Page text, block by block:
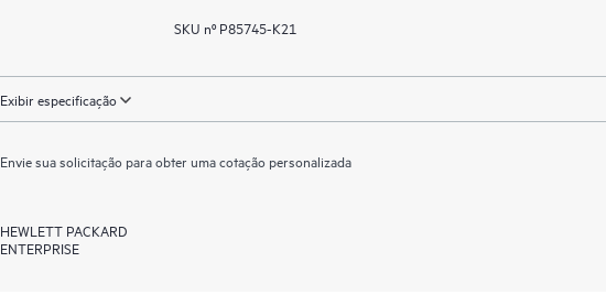
SKU nº P85745-K21
Exibir especificação
Envie sua solicitação para obter uma cotação personalizada
HEWLETT PACKARD
ENTERPRISE